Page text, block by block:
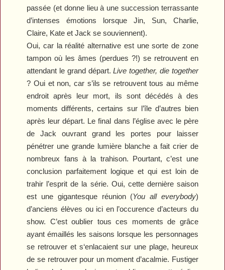
passée (et donne lieu à une succession terrassante
d’intenses émotions lorsque Jin, Sun, Charlie,
Claire, Kate et Jack se souviennent).
Oui, car la réalité alternative est une sorte de zone
tampon où les âmes (perdues ?!) se retrouvent en
attendant le grand départ.Live together, die together
? Oui et non, car s’ils se retrouvent tous au même
endroit après leur mort, ils sont décédés à des
moments différents, certains sur l’île d’autres bien
après leur départ. Le final dans l’église avec le père
de Jack ouvrant grand les portes pour laisser
pénétrer une grande lumière blanche a fait crier de
nombreux fans à la trahison. Pourtant, c’est une
conclusion parfaitement logique et qui est loin de
trahir l’esprit de la série. Oui, cette dernière saison
est une gigantesque réunion (You all everybody)
d’anciens élèves ou ici en l’occurence d’acteurs du
show. C’est oublier tous ces moments de grâce
ayant émaillés les saisons lorsque les personnages
se retrouver et s‘enlacaient sur une plage, heureux
de se retrouver pour un moment d’acalmie. Fustiger